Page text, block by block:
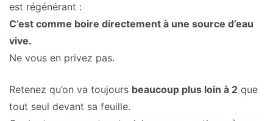
est régénérant :
C’est comme boire directement à une source d’eau
vive.
Ne vous en privez pas.
Retenez qu’on va toujours beaucoup plus loin à 2 que
tout seul devant sa feuille.